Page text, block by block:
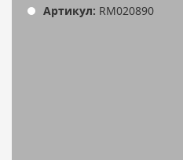
Артикул: RM020890